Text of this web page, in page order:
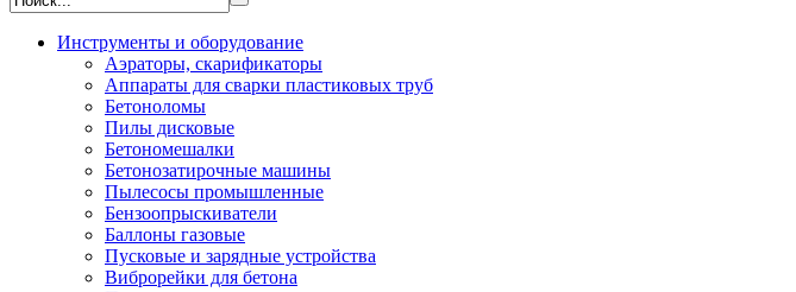
Инструменты и оборудование
Аэраторы, скарификаторы
Аппараты для сварки пластиковых труб
Бетоноломы
Пилы дисковые
Бетономешалки
Бетонозатирочные машины
Пылесосы промышленные
Бензоопрыскиватели
Баллоны газовые
Пусковые и зарядные устройства
Виброрейки для бетона